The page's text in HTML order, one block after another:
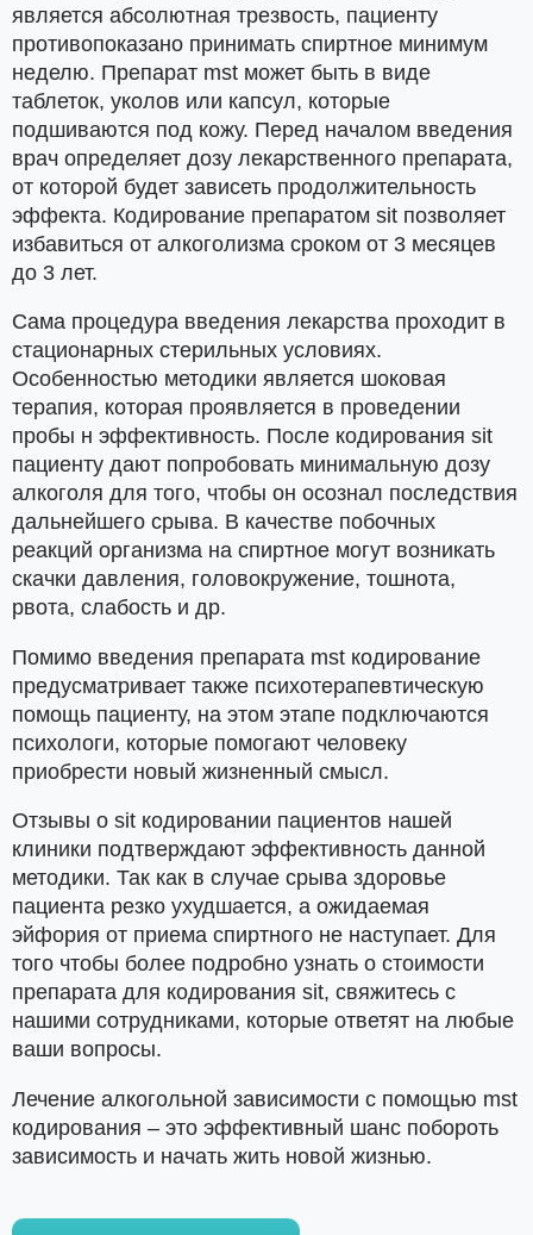
является абсолютная трезвость, пациенту
противопоказано принимать спиртное минимум
неделю. Препарат mst может быть в виде
таблеток, уколов или капсул, которые
подшиваются под кожу. Перед началом введения
врач определяет дозу лекарственного препарата,
от которой будет зависеть продолжительность
эффекта. Кодирование препаратом sit позволяет
избавиться от алкоголизма сроком от 3 месяцев
до 3 лет.
Сама процедура введения лекарства проходит в
стационарных стерильных условиях.
Особенностью методики является шоковая
терапия, которая проявляется в проведении
пробы н эффективность. После кодирования sit
пациенту дают попробовать минимальную дозу
алкоголя для того, чтобы он осознал последствия
дальнейшего срыва. В качестве побочных
реакций организма на спиртное могут возникать
скачки давления, головокружение, тошнота,
рвота, слабость и др.
Помимо введения препарата mst кодирование
предусматривает также психотерапевтическую
помощь пациенту, на этом этапе подключаются
психологи, которые помогают человеку
приобрести новый жизненный смысл.
Отзывы о sit кодировании пациентов нашей
клиники подтверждают эффективность данной
методики. Так как в случае срыва здоровье
пациента резко ухудшается, а ожидаемая
эйфория от приема спиртного не наступает. Для
того чтобы более подробно узнать о стоимости
препарата для кодирования sit, свяжитесь с
нашими сотрудниками, которые ответят на любые
ваши вопросы.
Лечение алкогольной зависимости с помощью mst
кодирования – это эффективный шанс побороть
зависимость и начать жить новой жизнью.